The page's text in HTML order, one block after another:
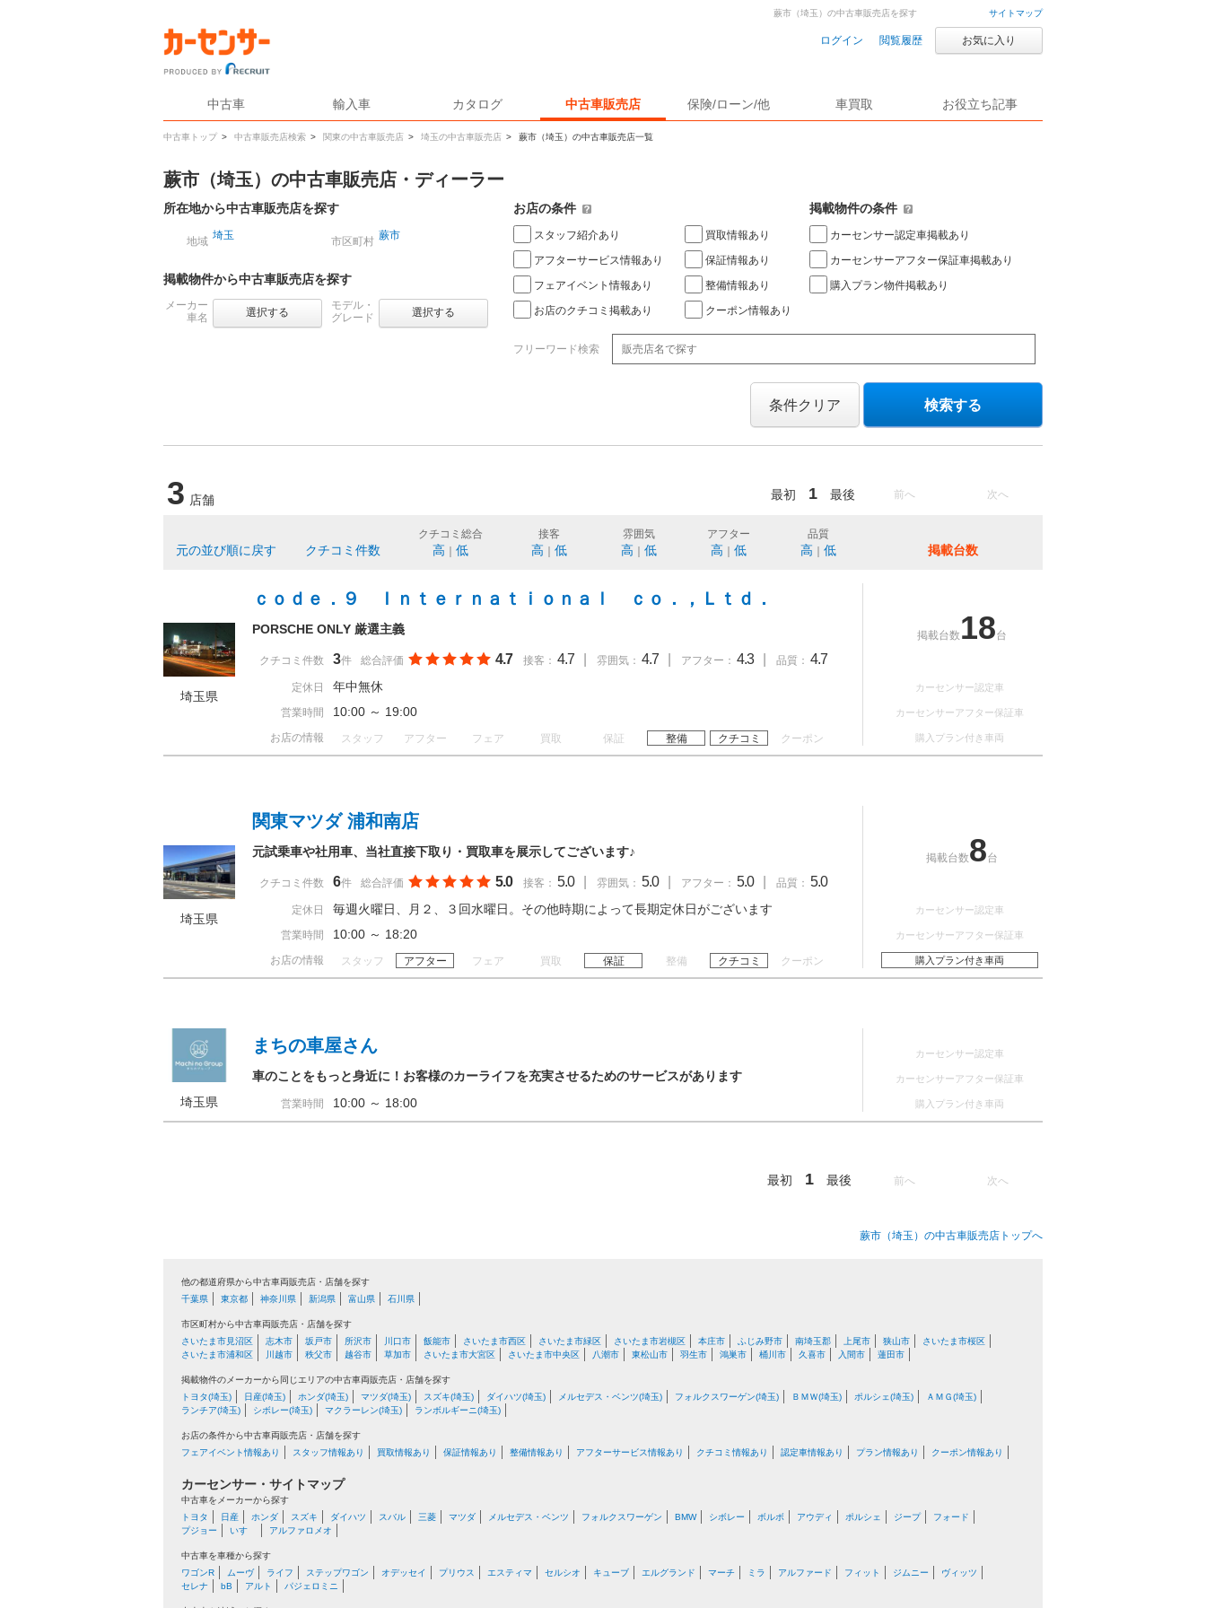
サイトマップ
ログイン 閲覧履歴 お気に入り
中古車 輸入車 カタログ 中古車販売店 保険/ローン/他 車買取 お役立ち記事
中古車トップ > 中古車販売店検索 > 関東の中古車販売店 > 埼玉の中古車販売店 > 蕨市（埼玉）の中古車販売店一覧
蕨市（埼玉）の中古車販売店を探す
蕨市（埼玉）の中古車販売店・ディーラー
所在地から中古車販売店を探す
地域 埼玉 市区町村 蕨市
掲載物件から中古車販売店を探す
メーカー
車名
選択する
モデル・
グレード
選択する
お店の条件
スタッフ紹介あり
アフターサービス情報あり
フェアイベント情報あり
お店のクチコミ掲載あり
買取情報あり
保証情報あり
整備情報あり
クーポン情報あり
掲載物件の条件
カーセンサー認定車掲載あり
カーセンサーアフター保証車掲載あり
購入プラン物件掲載あり
フリーワード検索
条件クリア 検索する
3 店舗 前へ 次へ
最初 1 最後
元の並び順に戻す クチコミ件数
クチコミ総合
高 低
接客
高 低
雰囲気
高 低
アフター
高 低
品質
高 低 掲載台数
埼玉県
ｃｏｄｅ．９ Ｉｎｔｅｒｎａｔｉｏｎａｌ ｃｏ．，Ｌｔｄ．
PORSCHE ONLY 厳選主義
クチコミ件数 3件 総合評価 4.7 接客： 4.7 雰囲気： 4.7 アフター： 4.3 品質： 4.7
定休日 年中無休
営業時間 10:00 ～ 19:00
お店の情報 スタッフ アフター フェア 買取 保証 整備 クチコミ クーポン
掲載台数 18台
カーセンサー認定車
カーセンサーアフター保証車
購入プラン付き車両
埼玉県
関東マツダ 浦和南店
元試乗車や社用車、当社直接下取り・買取車を展示してございます♪
クチコミ件数 6件 総合評価 5.0 接客： 5.0 雰囲気： 5.0 アフター： 5.0 品質： 5.0
定休日 毎週火曜日、月２、３回水曜日。その他時期によって長期定休日がございます
営業時間 10:00 ～ 18:20
お店の情報 スタッフ アフター フェア 買取 保証 整備 クチコミ クーポン
掲載台数8台
カーセンサー認定車
カーセンサーアフター保証車
購入プラン付き車両
埼玉県
まちの車屋さん
車のことをもっと身近に！お客様のカーライフを充実させるためのサービスがあります
営業時間 10:00 ～ 18:00
カーセンサー認定車
カーセンサーアフター保証車
購入プラン付き車両
最初 1 最後 前へ 次へ
蕨市（埼玉）の中古車販売店トップへ
他の都道府県から中古車両販売店・店舗を探す
千葉県
東京都 神奈川県 新潟県 富山県 石川県
市区町村から中古車両販売店・店舗を探す
さいたま市見沼区
志木市 坂戸市 所沢市 川口市 飯能市 さいたま市西区 さいたま市緑区 さいたま市岩槻区 本庄市 ふじみ野市 南埼玉郡 上尾市 狭山市
さいたま市桜区
さいたま市浦和区
川越市 秩父市 越谷市 草加市 さいたま市大宮区 さいたま市中央区 八潮市 東松山市 羽生市 鴻巣市 桶川市 久喜市 入間市 蓮田市
掲載物件のメーカーから同じエリアの中古車両販売店・店舗を探す
トヨタ(埼玉)
日産(埼玉) ホンダ(埼玉) マツダ(埼玉) スズキ(埼玉) ダイハツ(埼玉) メルセデス・ベンツ(埼玉) フォルクスワーゲン(埼玉) ＢＭＷ(埼玉) ポルシェ(埼玉)
ＡＭＧ(埼玉)
ランチア(埼玉)
シボレー(埼玉) マクラーレン(埼玉) ランボルギーニ(埼玉)
お店の条件から中古車両販売店・店舗を探す
フェアイベント情報あり
スタッフ情報あり 買取情報あり 保証情報あり 整備情報あり アフターサービス情報あり クチコミ情報あり 認定車情報あり プラン情報あり クーポン情報あり
カーセンサー・サイトマップ
中古車をメーカーから探す
トヨタ
日産 ホンダ スズキ ダイハツ スバル 三菱 マツダ メルセデス・ベンツ フォルクスワーゲン BMW シボレー ボルボ アウディ ポルシェ ジープ
フォード
プジョー
いすゞ アルファロメオ
中古車を車種から探す
ワゴンR
ムーヴ ライフ ステップワゴン オデッセイ プリウス エスティマ セルシオ キューブ エルグランド マーチ ミラ アルファード フィット ジムニー
ヴィッツ
セレナ
bB アルト パジェロミニ